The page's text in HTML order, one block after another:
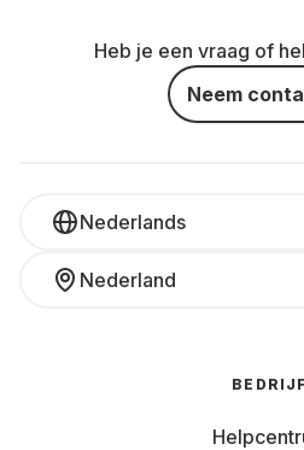
Heb je een vraag of
Neem
Nederlands
Nederland
BEDRIJF